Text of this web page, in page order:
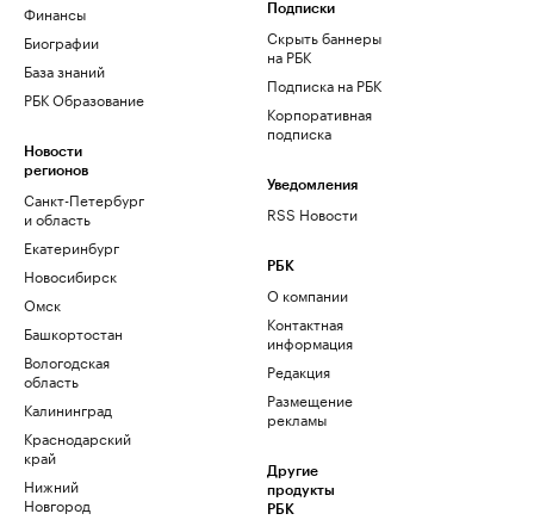
Финансы
Биографии
База знаний
РБК Образование
Новости
регионов
Санкт-Петербург
и область
Екатеринбург
Новосибирск
Омск
Башкортостан
Вологодская
область
Калининград
Краснодарский
край
Нижний
Новгород
Подписки
Скрыть баннеры
на РБК
Подписка на РБК
Корпоративная
подписка
Уведомления
RSS Новости
РБК
О компании
Контактная
информация
Редакция
Размещение
рекламы
Другие
продукты
РБК